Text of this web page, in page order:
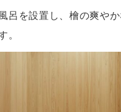
呂を設置し、檜の爽や
。